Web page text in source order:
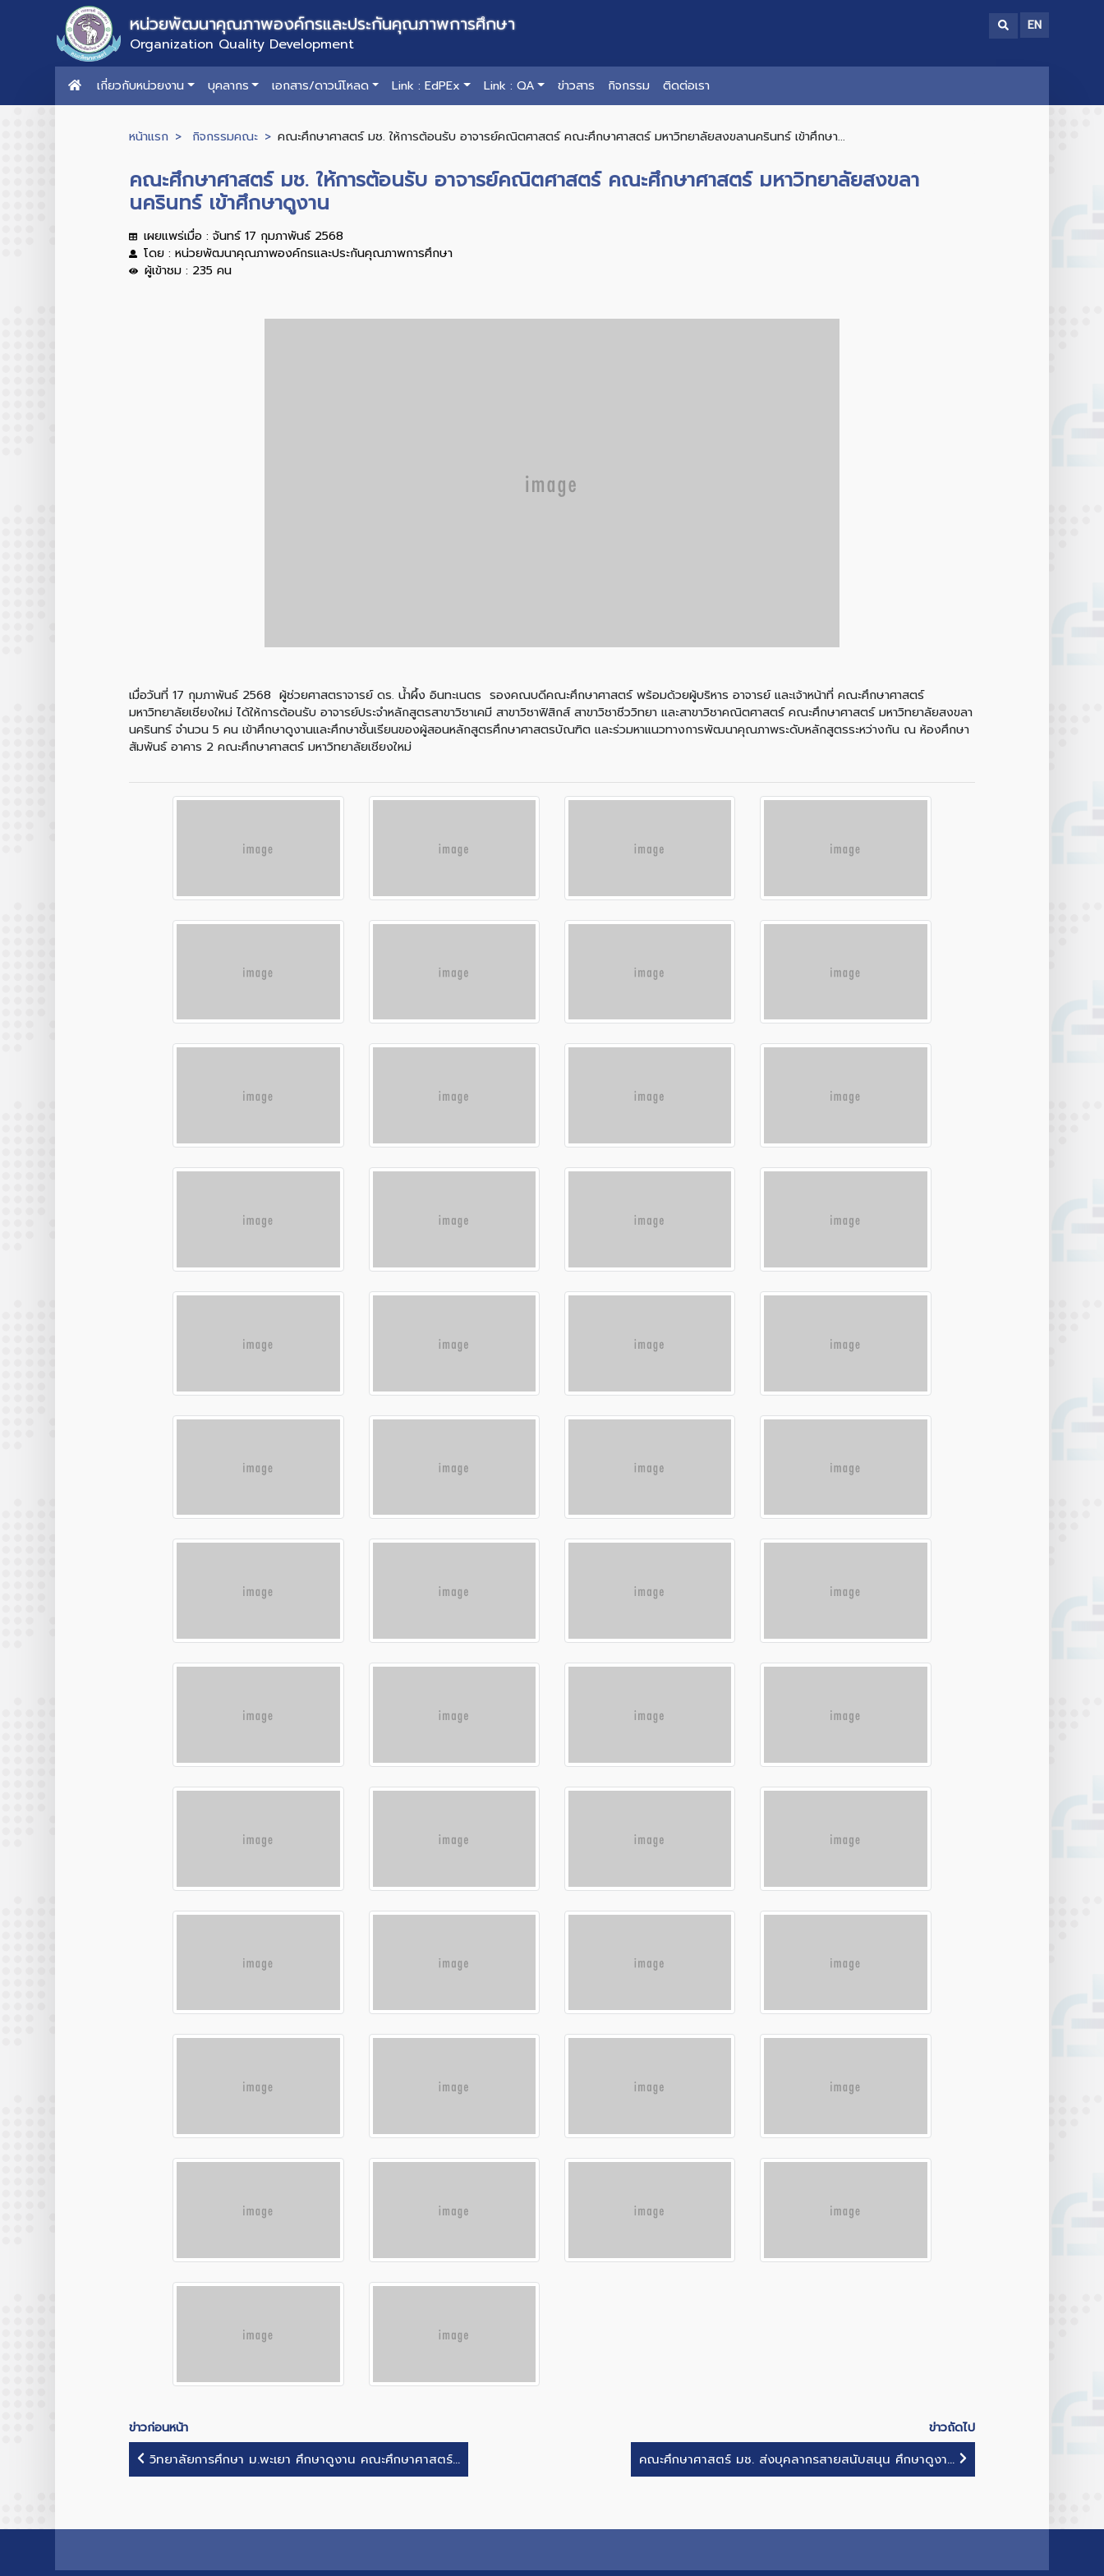
หน่วยพัฒนาคุณภาพองค์กรและประกันคุณภาพการศึกษา
Organization Quality Development
EN
เกี่ยวกับหน่วยงาน บุคลากร เอกสาร/ดาวน์โหลด Link : EdPEx Link : QA ข่าวสาร กิจกรรม ติดต่อเรา
หน้าแรก กิจกรรมคณะ คณะศึกษาศาสตร์ มช. ให้การต้อนรับ อาจารย์คณิตศาสตร์ คณะศึกษาศาสตร์ มหาวิทยาลัยสงขลานครินทร์ เข้าศึกษา...
คณะศึกษาศาสตร์ มช. ให้การต้อนรับ อาจารย์คณิตศาสตร์ คณะศึกษาศาสตร์ มหาวิทยาลัยสงขลา
นครินทร์ เข้าศึกษาดูงาน
เผยแพร่เมื่อ : จันทร์ 17 กุมภาพันธ์ 2568
โดย : หน่วยพัฒนาคุณภาพองค์กรและประกันคุณภาพการศึกษา
ผู้เข้าชม : 235 คน
เมื่อวันที่ 17 กุมภาพันธ์ 2568 ผู้ช่วยศาสตราจารย์ ดร. น้ำผึ้ง อินทะเนตร รองคณบดีคณะศึกษาศาสตร์ พร้อมด้วยผู้บริหาร อาจารย์ และเจ้าหน้าที่ คณะศึกษาศาสตร์
มหาวิทยาลัยเชียงใหม่ ได้ให้การต้อนรับ อาจารย์ประจำหลักสูตรสาขาวิชาเคมี สาขาวิชาฟิสิกส์ สาขาวิชาชีววิทยา และสาขาวิชาคณิตศาสตร์ คณะศึกษาศาสตร์ มหาวิทยาลัยสงขลา
นครินทร์ จำนวน 5 คน เข้าศึกษาดูงานและศึกษาชั้นเรียนของผู้สอนหลักสูตรศึกษาศาสตรบัณฑิต และร่วมหาแนวทางการพัฒนาคุณภาพระดับหลักสูตรระหว่างกัน ณ ห้องศึกษา
สัมพันธ์ อาคาร 2 คณะศึกษาศาสตร์ มหาวิทยาลัยเชียงใหม่
ข่าวก่อนหน้า
ข่าวถัดไป
วิทยาลัยการศึกษา ม.พะเยา ศึกษาดูงาน คณะศึกษาศาสตร์...
คณะศึกษาศาสตร์ มช. ส่งบุคลากรสายสนับสนุน ศึกษาดูงา...